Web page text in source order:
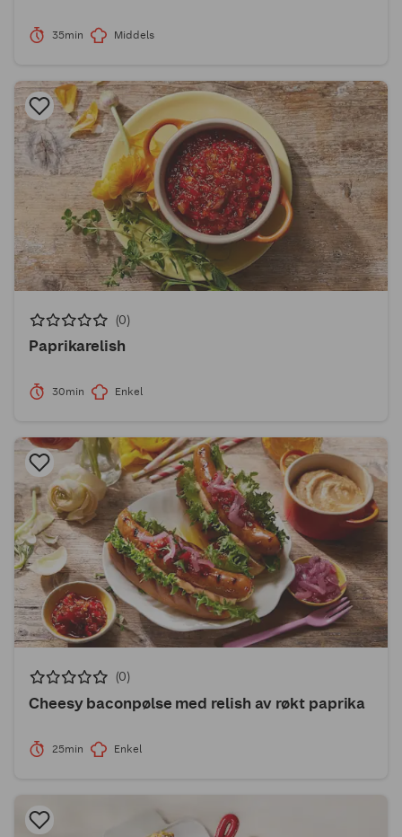
35min Middels
(0)
Paprikarelish
30min Enkel
(0)
Cheesy baconpølse med relish av røkt paprika
25min Enkel